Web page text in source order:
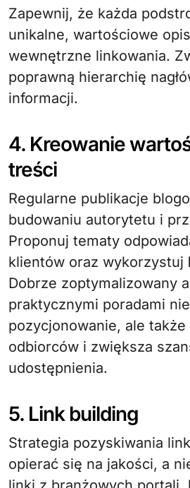
Zapewnij, że każda
unikalne, wartościowe
wewnętrzne linkowania.
poprawną hierarchię
informacji.
4. Kreowanie
treści
Regularne publikacje
budowaniu autorytetu i
Proponuj tematy
klientów oraz wykorzystuj
Dobrze zoptymalizowany
praktycznymi poradami
pozycjonowanie, ale także
odbiorców i zwiększa
udostępnienia.
5. Link building
Strategia pozyskiwania
opierać się na jakości, a